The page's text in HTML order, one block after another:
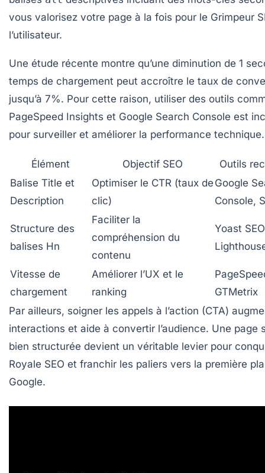
vous valorisez votre page à la fois pour le Grimpeur
l’utilisateur.
Une étude récente montre qu’une diminution de 1
temps de chargement peut accroître le taux de
jusqu’à 7%. Pour cette raison, utiliser des outils
PageSpeed Insights et Google Search Console est
pour surveiller et améliorer la performance technique.
Élément Objectif SEO
Outils
Balise Title et
Description
Optimiser le CTR (taux de
clic)
Google
Console,
Structure des
balises Hn
Faciliter la
compréhension du
contenu
Yoast
Vitesse de
chargement
Améliorer l’UX et le
ranking
GTMetrix
Par ailleurs, soigner les appels à l’action (CTA)
interactions et aide à convertir l’audience. Une page
bien structurée devient un véritable levier pour
Royale SEO et franchir les paliers vers la première
Google.